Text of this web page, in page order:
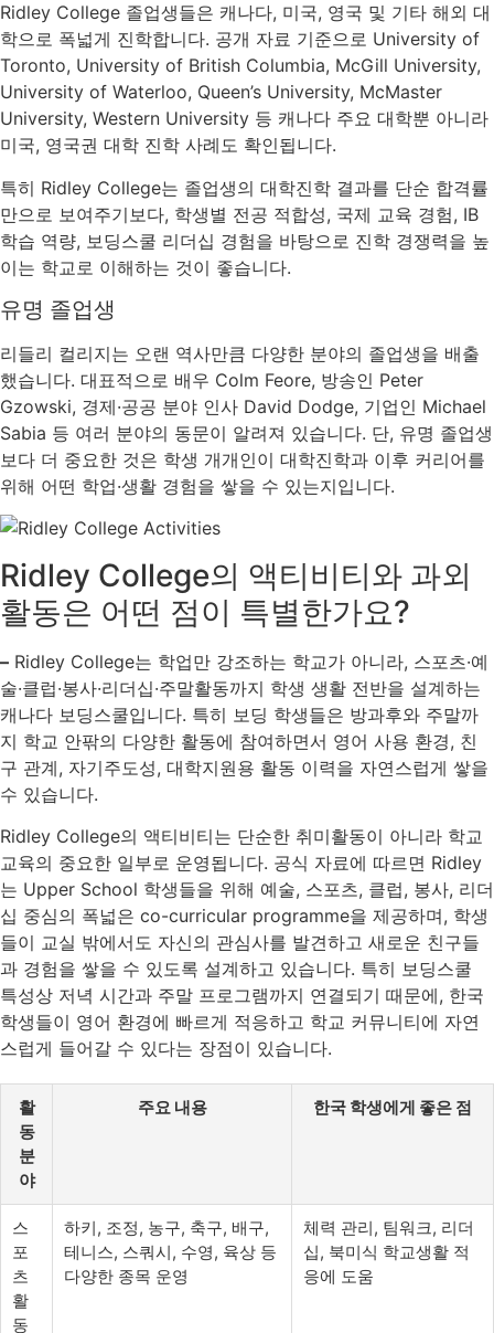
Ridley College 졸업생들은 캐나다, 미국, 영국 및 기타 해외 대
학으로 폭넓게 진학합니다. 공개 자료 기준으로 University of
Toronto, University of British Columbia, McGill University,
University of Waterloo, Queen’s University, McMaster
University, Western University 등 캐나다 주요 대학뿐 아니라
미국, 영국권 대학 진학 사례도 확인됩니다.
특히 Ridley College는 졸업생의 대학진학 결과를 단순 합격률
만으로 보여주기보다, 학생별 전공 적합성, 국제 교육 경험, IB
학습 역량, 보딩스쿨 리더십 경험을 바탕으로 진학 경쟁력을 높
이는 학교로 이해하는 것이 좋습니다.
유명 졸업생
리들리 컬리지는 오랜 역사만큼 다양한 분야의 졸업생을 배출
했습니다. 대표적으로 배우 Colm Feore, 방송인 Peter
Gzowski, 경제·공공 분야 인사 David Dodge, 기업인 Michael
Sabia 등 여러 분야의 동문이 알려져 있습니다. 단, 유명 졸업생
보다 더 중요한 것은 학생 개개인이 대학진학과 이후 커리어를
위해 어떤 학업·생활 경험을 쌓을 수 있는지입니다.
Ridley College의 액티비티와 과외
활동은 어떤 점이 특별한가요?
– Ridley College는 학업만 강조하는 학교가 아니라, 스포츠·예
술·클럽·봉사·리더십·주말활동까지 학생 생활 전반을 설계하는
캐나다 보딩스쿨입니다. 특히 보딩 학생들은 방과후와 주말까
지 학교 안팎의 다양한 활동에 참여하면서 영어 사용 환경, 친
구 관계, 자기주도성, 대학지원용 활동 이력을 자연스럽게 쌓을
수 있습니다.
Ridley College의 액티비티는 단순한 취미활동이 아니라 학교
교육의 중요한 일부로 운영됩니다. 공식 자료에 따르면 Ridley
는 Upper School 학생들을 위해 예술, 스포츠, 클럽, 봉사, 리더
십 중심의 폭넓은 co-curricular programme을 제공하며, 학생
들이 교실 밖에서도 자신의 관심사를 발견하고 새로운 친구들
과 경험을 쌓을 수 있도록 설계하고 있습니다. 특히 보딩스쿨
특성상 저녁 시간과 주말 프로그램까지 연결되기 때문에, 한국
학생들이 영어 환경에 빠르게 적응하고 학교 커뮤니티에 자연
스럽게 들어갈 수 있다는 장점이 있습니다.
활
동
분
야
주요 내용 한국 학생에게 좋은 점
스
포
츠
활
동
하키, 조정, 농구, 축구, 배구,
테니스, 스쿼시, 수영, 육상 등
다양한 종목 운영
체력 관리, 팀워크, 리더
십, 북미식 학교생활 적
응에 도움